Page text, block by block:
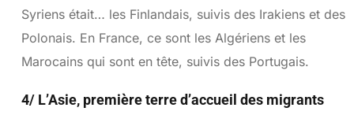
Syriens était… les Finlandais, suivis des Irakiens et des
Polonais. En France, ce sont les Algériens et les
Marocains qui sont en tête, suivis des Portugais.
4/ L’Asie, première terre d’accueil des migrants